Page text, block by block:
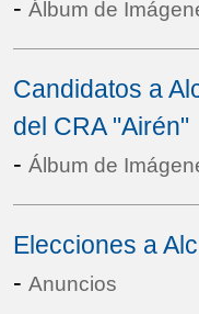
- Álbum de
Candidatos a
del CRA "Airén"
- Álbum de
Elecciones a
- Anuncios